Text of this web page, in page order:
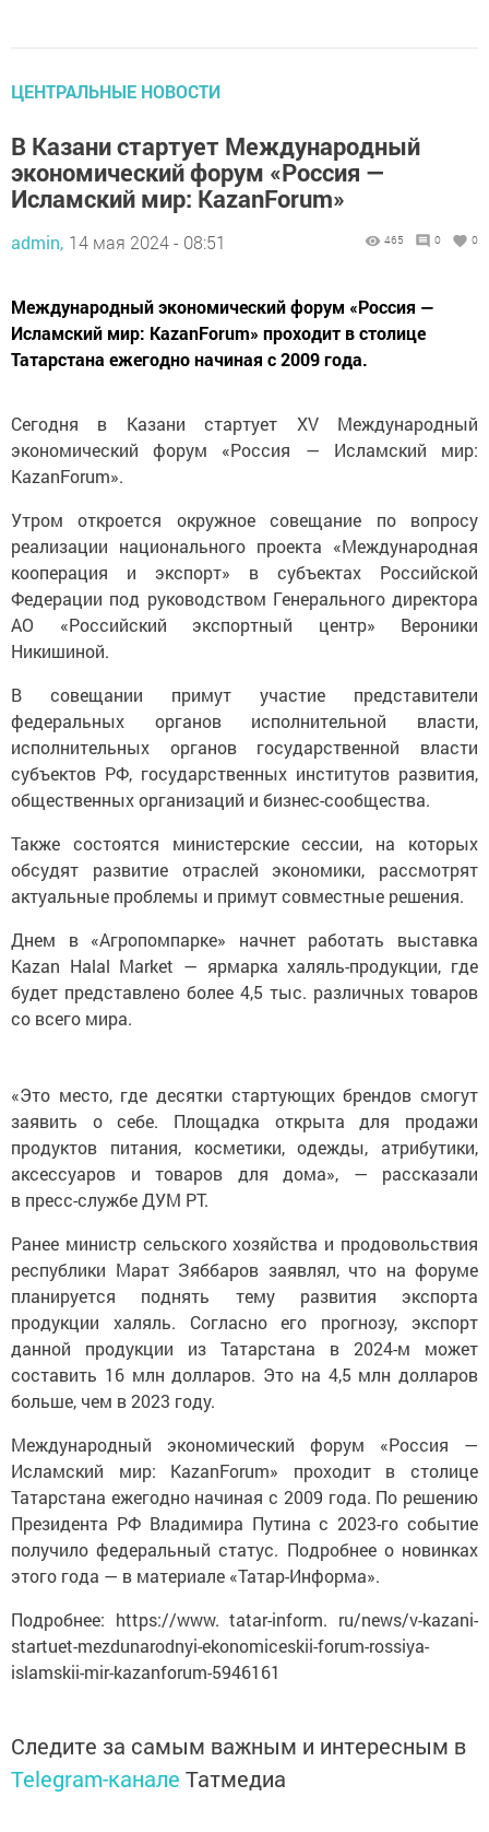
ЦЕНТРАЛЬНЫЕ НОВОСТИ
В Казани стартует Международный
экономический форум «Россия —
Исламский мир: KazanForum»
admin, 14 мая 2024 - 08:51 465 0 0
Международный экономический форум «Россия —
Исламский мир: KazanForum» проходит в столице
Татарстана ежегодно начиная с 2009 года.
Сегодня в Казани стартует XV Международный
экономический форум «Россия — Исламский мир:
KazanForum».
Утром откроется окружное совещание по вопросу
реализации национального проекта «Международная
кооперация и экспорт» в субъектах Российской
Федерации под руководством Генерального директора
АО «Российский экспортный центр» Вероники
Никишиной.
В совещании примут участие представители
федеральных органов исполнительной власти,
исполнительных органов государственной власти
субъектов РФ, государственных институтов развития,
общественных организаций и бизнес-сообщества.
Также состоятся министерские сессии, на которых
обсудят развитие отраслей экономики, рассмотрят
актуальные проблемы и примут совместные решения.
Днем в «Агропомпарке» начнет работать выставка
Kazan Halal Market — ярмарка халяль-продукции, где
будет представлено более 4,5 тыс. различных товаров
со всего мира.
«Это место, где десятки стартующих брендов смогут
заявить о себе. Площадка открыта для продажи
продуктов питания, косметики, одежды, атрибутики,
аксессуаров и товаров для дома», — рассказали
в пресс-службе ДУМ РТ.
Ранее министр сельского хозяйства и продовольствия
республики Марат Зяббаров заявлял, что на форуме
планируется поднять тему развития экспорта
продукции халяль. Согласно его прогнозу, экспорт
данной продукции из Татарстана в 2024-м может
составить 16 млн долларов. Это на 4,5 млн долларов
больше, чем в 2023 году.
Международный экономический форум «Россия —
Исламский мир: KazanForum» проходит в столице
Татарстана ежегодно начиная с 2009 года. По решению
Президента РФ Владимира Путина с 2023-го событие
получило федеральный статус. Подробнее о новинках
этого года — в материале «Татар-Информа».
Подробнее: https://www. tatar-inform. ru/news/v-kazani-
startuet-mezdunarodnyi-ekonomiceskii-forum-rossiya-
islamskii-mir-kazanforum-5946161
Следите за самым важным и интересным в
Telegram-канале Татмедиа